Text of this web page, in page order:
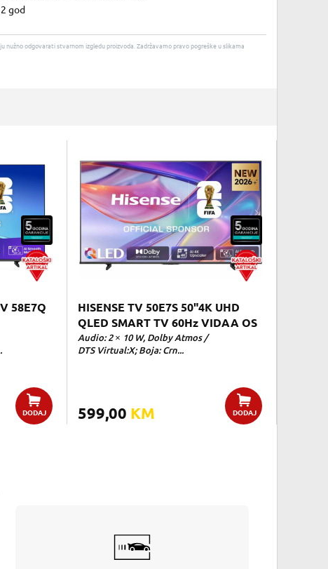
2 god
nužno odgovarati stvarnom izgledu proizvoda. Zadržavamo pravo pogreške u slikama
58E7Q
DODAJ
HISENSE TV 50E7S 50"4K UHD
QLED SMART TV 60Hz VIDAA OS
Audio: 2 × 10 W, Dolby Atmos /
DTS Virtual:X; Boja: Crn...
599,00 KM DODAJ